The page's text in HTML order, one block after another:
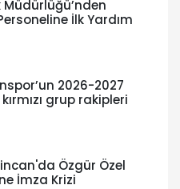
Müdürlüğü’nden
İlk Yardım
2026-2027
grup rakipleri
Özgür Özel
İmza Krizi